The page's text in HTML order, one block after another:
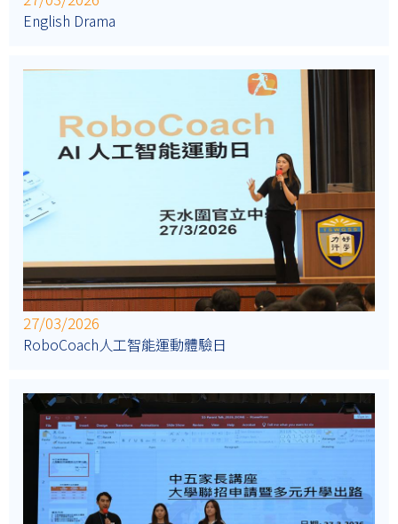
English Drama
27/03/2026
RoboCoach人工智能運動體驗日